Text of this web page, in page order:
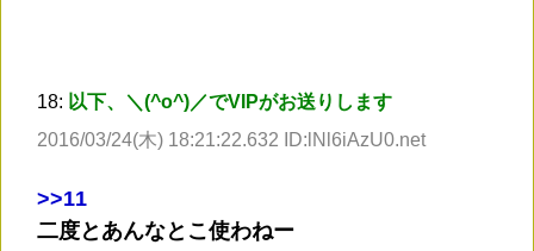
18: 以下、＼(^o^)／でVIPがお送りします
2016/03/24(木) 18:21:22.632 ID:lNl6iAzU0.net
>>11
二度とあんなとこ使わねー